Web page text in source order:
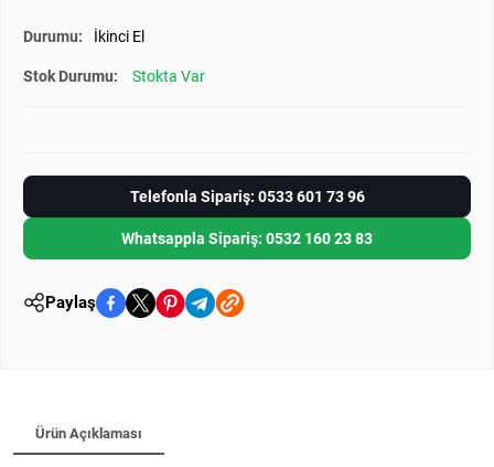
Durumu: İkinci El
Stok Durumu: Stokta Var
Telefonla Sipariş: 0533 601 73 96
Whatsappla Sipariş: 0532 160 23 83
Paylaş
Ürün Açıklaması